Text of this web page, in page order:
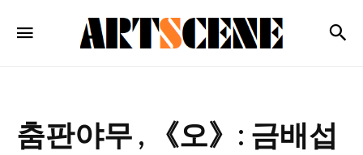
ARTSCENE
춤판야무 , 《오》: 금배섭